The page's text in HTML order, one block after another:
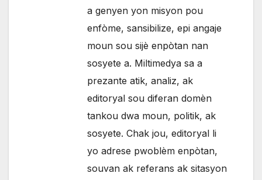
a genyen yon misyon pou
enfòme, sansibilize, epi angaje
moun sou sijè enpòtan nan
sosyete a. Miltimedya sa a
prezante atik, analiz, ak
editoryal sou diferan domèn
tankou dwa moun, politik, ak
sosyete. Chak jou, editoryal li
yo adrese pwoblèm enpòtan,
souvan ak referans ak sitasyon